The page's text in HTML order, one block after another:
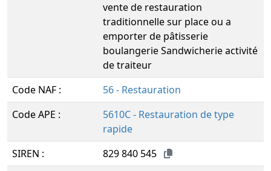
vente de restauration
traditionnelle sur place ou a
emporter de pâtisserie
boulangerie Sandwicherie activité
de traiteur
Code NAF :
56 - Restauration
Code APE :
5610C - Restauration de type
rapide
SIREN :
829 840 545